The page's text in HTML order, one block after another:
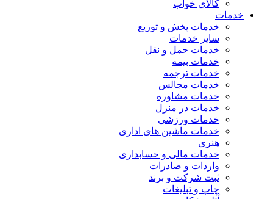
کالای خواب
خدمات
خدمات پخش و توزیع
سایر خدمات
خدمات حمل و نقل
خدمات بیمه
خدمات ترجمه
خدمات مجالس
خدمات مشاوره
خدمات در منزل
خدمات ورزشی
خدمات ماشین های اداری
هنری
خدمات مالی و حسابداری
واردات و صادرات
ثبت شرکت و برند
چاپ و تبلیغات